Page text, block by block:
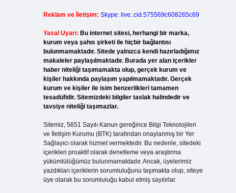
Reklam ve İletişim: Skype: live:.cid.575569c608265c69
Yasal Uyarı: Bu internet sitesi, herhangi bir marka,
kurum veya şahıs şirketi ile hiçbir bağlantısı
bulunmamaktadır. Sitede yalnızca kendi hazırladığımız
makaleler paylaşılmaktadır. Burada yer alan içerikler
haber niteliği taşımamakta olup, gerçek kurum ve
kişiler hakkında paylaşım yapılmamaktadır. Gerçek
kurum ve kişiler ile isim benzerlikleri tamamen
tesadüfidir. Sitemizdeki bilgiler taslak halindedir ve
tavsiye niteliği taşımazlar.
Sitemiz, 5651 Sayılı Kanun gereğince Bilgi Teknolojileri
ve İletişim Kurumu (BTK) tarafından onaylanmış bir Yer
Sağlayıcı olarak hizmet vermektedir. Bu nedenle, sitedeki
içerikleri proaktif olarak denetleme veya araştırma
yükümlülüğümüz bulunmamaktadır. Ancak, üyelerimiz
yazdıkları içeriklerin sorumluluğunu taşımakta olup, siteye
üye olarak bu sorumluluğu kabul etmiş sayılırlar.